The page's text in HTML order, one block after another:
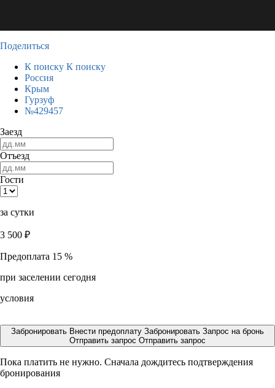
Поделиться
К поиску К поиску
Россия
Крым
Гурзуф
№429457
Заезд
Отъезд
Гости
за сутки
3 500 ₽
Предоплата 15 %
при заселении сегодня
условия
Забронировать Внести предоплату Забронировать Запрос на бронь
Отправить запрос Отправить запрос
Пока платить не нужно. Сначала дождитесь подтверждения
бронирования